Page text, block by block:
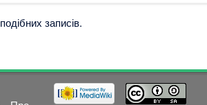
записів.